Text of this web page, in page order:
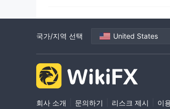
국가/지역 선택 United States
회사 소개 문의하기 리스크 제시 이